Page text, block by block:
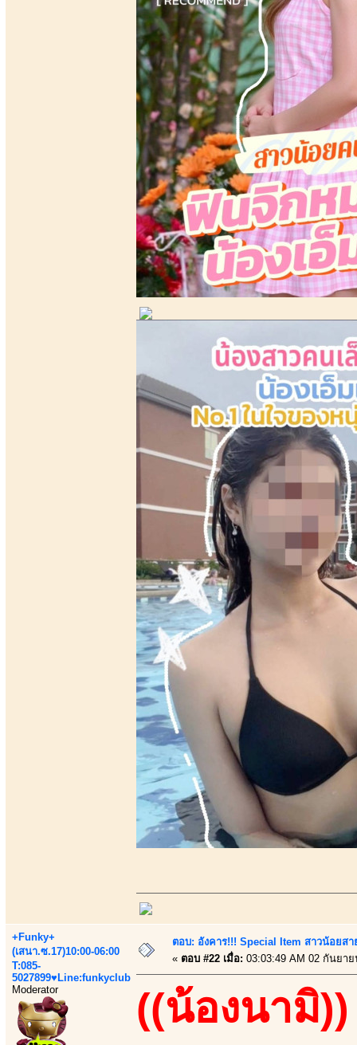
+Funky+
(เสนา.ซ.17)10:00-06:00
T:085-
5027899♥Line:funkyclub
Moderator
ตอบ: อังคาร!!! Special Item สาวน้อยส
« ตอบ #22 เมื่อ: 03:03:49 AM 02 กันยา
((น้องนามิ))